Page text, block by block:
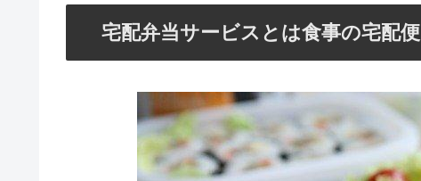
宅配弁当サービスとは食事の宅配便